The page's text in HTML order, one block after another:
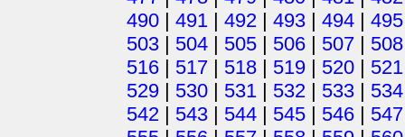
490 | 491 | 492 | 493 | 494 | 495
503 | 504 | 505 | 506 | 507 | 508
516 | 517 | 518 | 519 | 520 | 521
529 | 530 | 531 | 532 | 533 | 534
542 | 543 | 544 | 545 | 546 | 547